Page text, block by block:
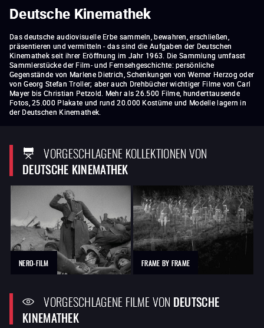
Deutsche Kinemathek
Das deutsche audiovisuelle Erbe sammeln, bewahren, erschließen,
präsentieren und vermitteln - das sind die Aufgaben der Deutschen
Kinemathek seit ihrer Eröffnung im Jahr 1963. Die Sammlung umfasst
Sammlerstücke der Film- und Fernsehgeschichte: persönliche
Gegenstände von Marlene Dietrich, Schenkungen von Werner Herzog oder
von Georg Stefan Troller; aber auch Drehbücher wichtiger Filme von Carl
Mayer bis Christian Petzold. Mehr als 26.500 Filme, hunderttausende
Fotos, 25.000 Plakate und rund 20.000 Kostüme und Modelle lagern in
der Deutschen Kinemathek.
VORGESCHLAGENE KOLLEKTIONEN VON
DEUTSCHE KINEMATHEK
NERO-FILM FRAME BY FRAME
VORGESCHLAGENE FILME VON DEUTSCHE
KINEMATHEK